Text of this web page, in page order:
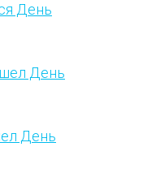
День
День
День